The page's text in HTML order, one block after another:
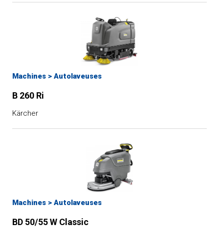
Machines > Autolaveuses
B 260 Ri
Kärcher
Machines > Autolaveuses
BD 50/55 W Classic